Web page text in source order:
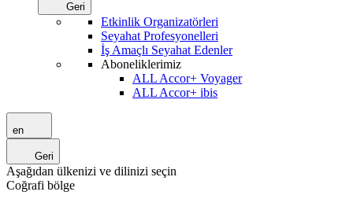
Geri
Etkinlik Organizatörleri
Seyahat Profesyonelleri
İş Amaçlı Seyahat Edenler
Aboneliklerimiz
ALL Accor+ Voyager
ALL Accor+ ibis
en
Geri
Aşağıdan ülkenizi ve dilinizi seçin
Coğrafi bölge